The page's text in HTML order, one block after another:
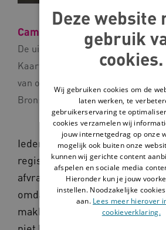
Campagne-uitleg: Trek de
De uitlegvideo hoort bij de
Kaart'. Deze campagne richt zich
van onnodige administratieve
Bron:
Zorg voor Beter
Iedere zorgmedewerker kent
registraties en afspraken
afvraagt waarom ze er zijn.
omdat je denkt dat het moet.
makkelijker kan? Of
Deze website
gebruik
cookies.
Wij gebruiken cookies om de
laten werken, te
gebruikerservaring te
cookies verzamelen wij
jouw internetgedrag op onze
mogelijk ook buiten onze
kunnen wij gerichte content
afspelen en sociale media
Hieronder kun je jouw
instellen. Noodzakelijke
aan. Lees meer hierover
cookieverklaring.